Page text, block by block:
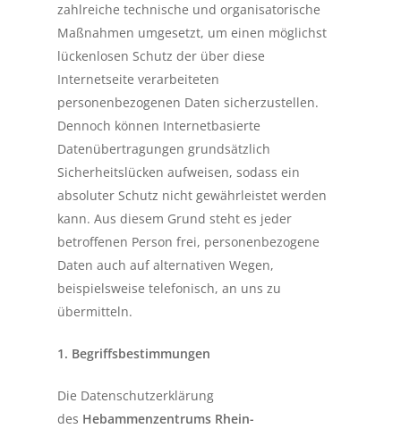
zahlreiche technische und organisatorische
Maßnahmen umgesetzt, um einen möglichst
lückenlosen Schutz der über diese
Internetseite verarbeiteten
personenbezogenen Daten sicherzustellen.
Dennoch können Internetbasierte
Datenübertragungen grundsätzlich
Sicherheitslücken aufweisen, sodass ein
absoluter Schutz nicht gewährleistet werden
kann. Aus diesem Grund steht es jeder
betroffenen Person frei, personenbezogene
Daten auch auf alternativen Wegen,
beispielsweise telefonisch, an uns zu
übermitteln.
1. Begriffsbestimmungen
Die Datenschutzerklärung
des Hebammenzentrums Rhein-